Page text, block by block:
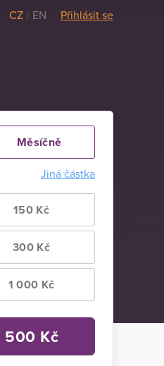
CZ / EN Přihlásit se
Měsíčně
Jiná částka
150 Kč
300 Kč
1 000 Kč
500 Kč